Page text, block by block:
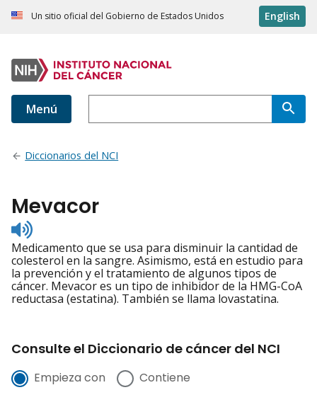
Un sitio oficial del Gobierno de Estados Unidos English
Menú
Diccionarios del NCI
Mevacor
Listen
to
pronunciation
Medicamento que se usa para disminuir la cantidad de
colesterol en la sangre. Asimismo, está en estudio para
la prevención y el tratamiento de algunos tipos de
cáncer. Mevacor es un tipo de inhibidor de la HMG-CoA
reductasa (estatina). También se llama lovastatina.
Consulte el Diccionario de cáncer del NCI
Empieza con Contiene